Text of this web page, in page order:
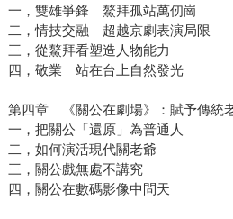
一，雙雄爭鋒 鰲拜孤站萬仞崗
二，情技交融 超越京劇表演局限
三，從鰲拜看塑造人物能力
四，敬業 站在台上自然發光
第四章 《關公在劇場》：賦予傳統
一，把關公「還原」為普通人
二，如何演活現代關老爺
三，關公戲無處不講究
四，關公在數碼影像中問天